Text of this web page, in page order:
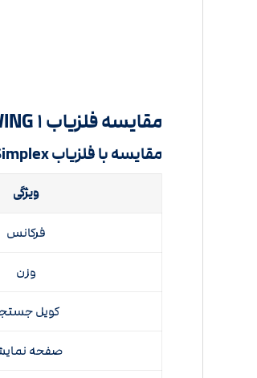
مقایسه فلزیاب ST SWING ۱ با مدل‌های مشابه
مقایسه با فلزیاب Nokta Simplex+
ویژگی
فرکانس
وزن
کویل
صفحه